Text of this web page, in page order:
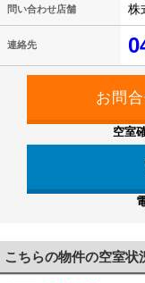
問い合わせ店舗 株
連絡先
空室
こちらの物件の空室状